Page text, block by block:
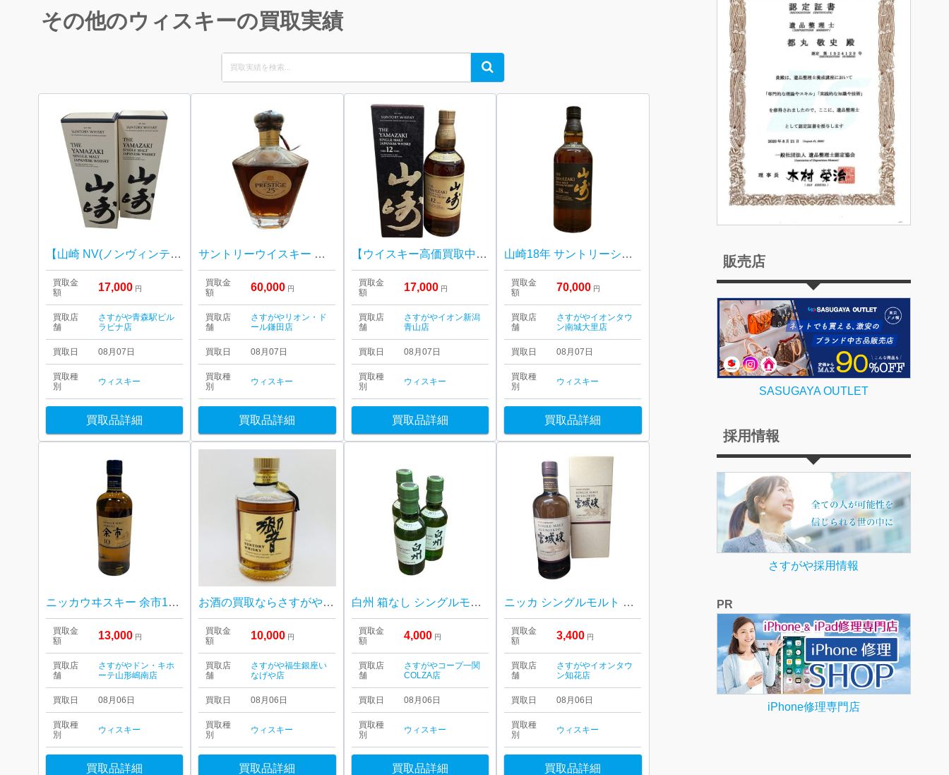
その他のウィスキーの買取実績
Search
for:
Search
【山崎 NV(ノンヴィンテージ) 箱有り完備/お酒・ジャパニーズウイスキー・40度・700ml・ホログラム付き】
買取金
額
17,000 円
買取店
舗
さすがや青森駅ビル
ラビナ店
買取日 08月07日
買取種
別
ウィスキー
買取品詳細
サントリーウイスキー プレステージ 25年
買取金
額
60,000 円
買取店
舗
さすがやリオン・ド
ール鎌田店
買取日 08月07日
買取種
別
ウィスキー
買取品詳細
【ウイスキー高価買取中！】サントリー 山崎12年 箱あり
買取金
額
17,000 円
買取店
舗
さすがやイオン新潟
青山店
買取日 08月07日
買取種
別
ウィスキー
買取品詳細
山崎18年 サントリーシングルモルトウイスキー 箱なし
買取金
額
70,000 円
買取店
舗
さすがやイオンタウ
ン南城大里店
買取日 08月07日
買取種
別
ウィスキー
買取品詳細
ニッカウヰスキー 余市10年 箱なし 山形市
買取金
額
13,000 円
買取店
舗
さすがやドン・キホ
ーテ山形嶋南店
買取日 08月06日
買取種
別
ウィスキー
買取品詳細
お酒の買取ならさすがや！|西多摩郡瑞穂町長岡| サントリーウイスキー響
買取金
額
10,000 円
買取店
舗
さすがや福生銀座い
なげや店
買取日 08月06日
買取種
別
ウィスキー
買取品詳細
白州 箱なし シングルモルトウイスキー ジャパニーズウイスキー
買取金
額
4,000 円
買取店
舗
さすがやコープ一関
COLZA店
買取日 08月06日
買取種
別
ウィスキー
買取品詳細
ニッカ シングルモルト 宮城峡
買取金
額
3,400 円
買取店
舗
さすがやイオンタウ
ン知花店
買取日 08月06日
買取種
別
ウィスキー
買取品詳細
販売店
SASUGAYA OUTLET
採用情報
さすがや採用情報
PR
iPhone修理専門店